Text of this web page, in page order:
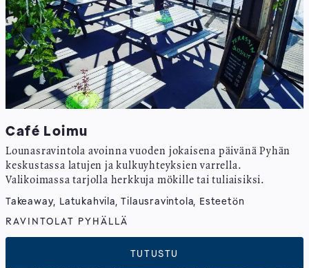
Café Loimu
Lounasravintola avoinna vuoden jokaisena päivänä Pyhän
keskustassa latujen ja kulkuyhteyksien varrella.
Valikoimassa tarjolla herkkuja mökille tai tuliaisiksi.
Takeaway, Latukahvila, Tilausravintola, Esteetön
RAVINTOLAT PYHÄLLÄ
TUTUSTU